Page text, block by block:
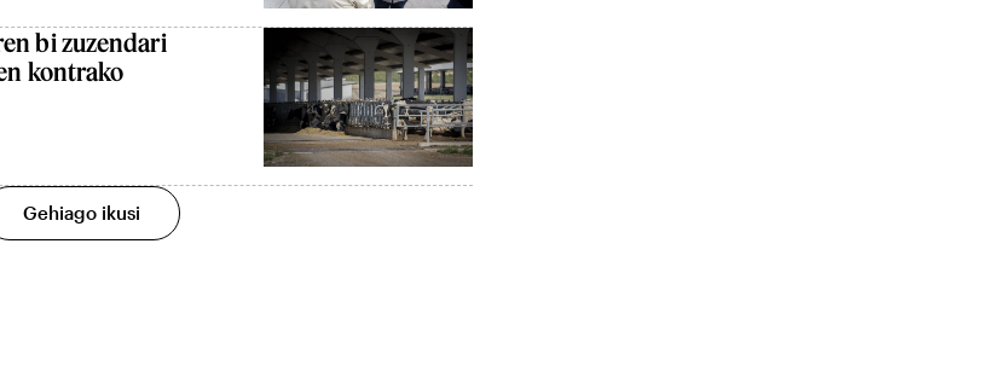
bi zuzendari
kontrako
Gehiago ikusi